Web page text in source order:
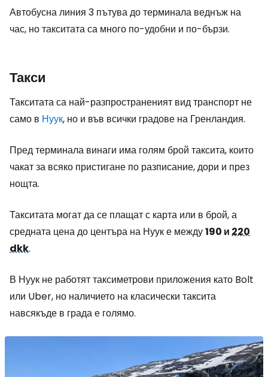
Автобусна линия 3 пътува до терминала веднъж на
час, но такситата са много по-удобни и по-бързи.
Такси
Такситата са най-разпространеният вид транспорт не
само в Нуук, но и във всички градове на Гренландия.
Пред терминала винаги има голям брой таксита, които
чакат за всяко пристигане по разписание, дори и през
нощта.
Такситата могат да се плащат с карта или в брой, а
средната цена до центъра на Нуук е между190 и220
dkk.
В Нуук не работят таксиметрови приложения като Bolt
или Uber, но наличието на класически таксита
навсякъде в града е голямо.